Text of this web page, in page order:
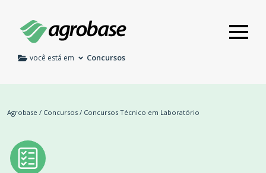
você está em Concursos
Agrobase / Concursos / Concursos Técnico em Laboratório